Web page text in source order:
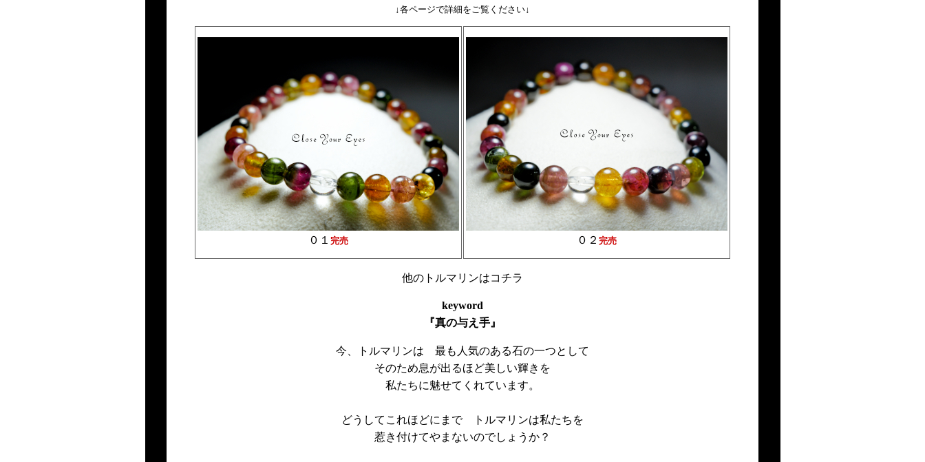
↓各ページで詳細をご覧ください↓
０１ 完売 ０２ 完売
他のトルマリンはコチラ
keyword
『真の与え手』
今、トルマリンは 最も人気のある石の一つとして
そのため息が出るほど美しい輝きを
私たちに魅せてくれています。
どうしてこれほどにまで トルマリンは私たちを
惹き付けてやまないのでしょうか？